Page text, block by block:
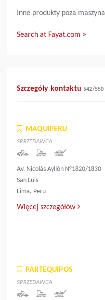
Inne produkty poza
Search at Fayat.com >
Szczegóły kontaktu542/550
MAQUIPERU
SPRZEDAWCA
Av. Nicolás Ayllón N°1820/1830
San Luis
Lima, Peru
Więcej szczegółów
PARTEQUIPOS
SPRZEDAWCA